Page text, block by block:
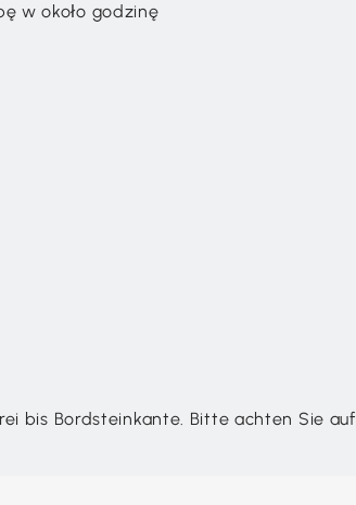
w około godzinę
bis Bordsteinkante. Bitte achten Sie auf